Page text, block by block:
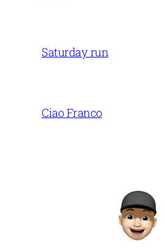
Saturday run
Ciao Franco